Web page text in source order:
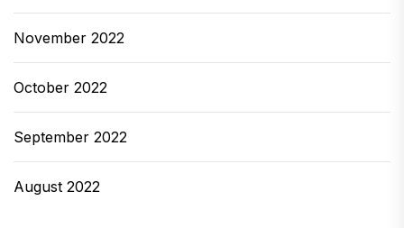
November 2022
October 2022
September 2022
August 2022